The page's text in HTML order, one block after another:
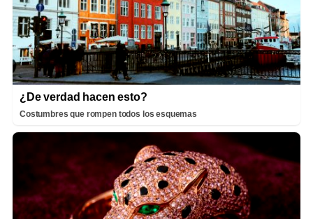
¿De verdad hacen esto?
Costumbres que rompen todos los esquemas